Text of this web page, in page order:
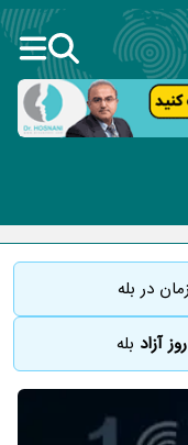
در بله
آزاد بله